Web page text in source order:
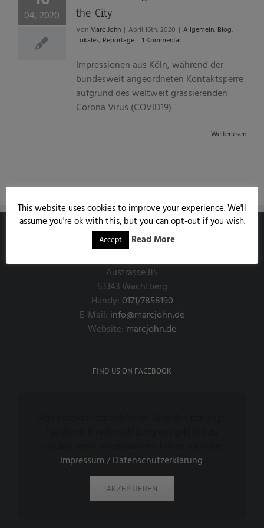
04, 2020
the City
Von Marc John | April 16th, 2020 | Allgemein, Blog,
Lokales, Reportage | 1 Kommentar
Impressionen aus Köln, während der
bundesweit angeordneten Kontaktsperre
aufgrund des weltweit grassierenden
Corona Virus (COVID19)
Weiterlesen
MARCJOHN.DE
Austrasse 85
53343 Wachtberg
Handy: 0171/7858190
E-Mail: info@marcjohn.de
Website: marcjohn.de
FIND US ON FACEBOOK
Impressum / Datenschutzerklärung
AKZEPTIEREN
This website uses cookies to improve your experience. We'll
assume you're ok with this, but you can opt-out if you wish.
Accept Read More